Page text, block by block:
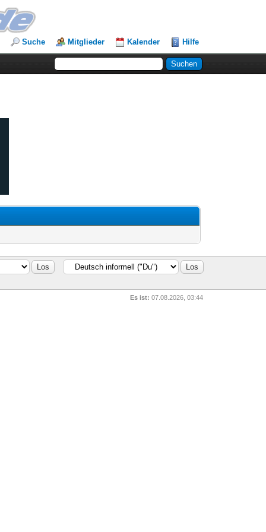
Suche Mitglieder Kalender Hilfe
Es ist: 07.08.2026, 03:44